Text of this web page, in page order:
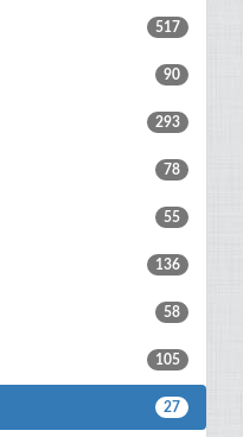
517
90
293
78
55
136
58
105
27